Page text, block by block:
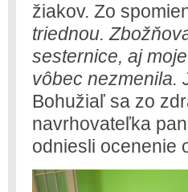
žiakov. Zo
triednou.
sesternice, aj
vôbec nezmenila.
Bohužiaľ sa zo
navrhovateľka
odniesli ocenenie